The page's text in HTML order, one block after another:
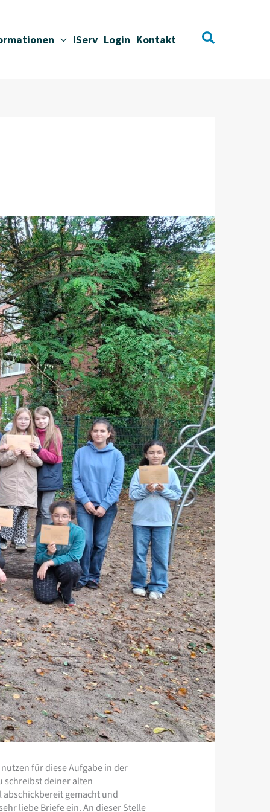
IServ Login Kontakt Suchen
für diese Aufgabe in der
schreibst deiner alten
gemacht und
liebe Briefe ein. An dieser Stelle